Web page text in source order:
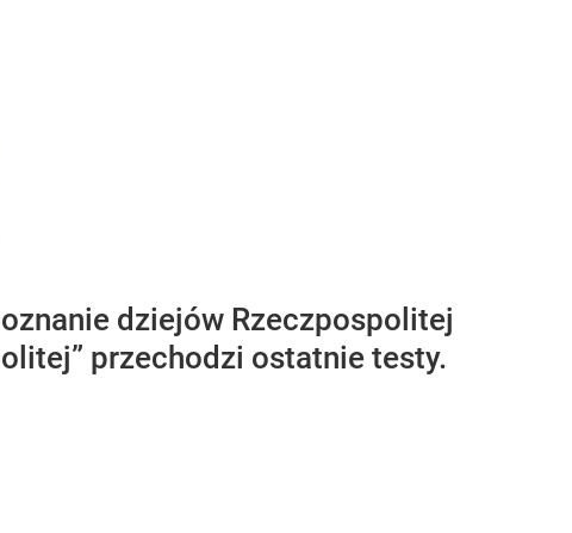
dziejów Rzeczpospolitej
przechodzi ostatnie testy.